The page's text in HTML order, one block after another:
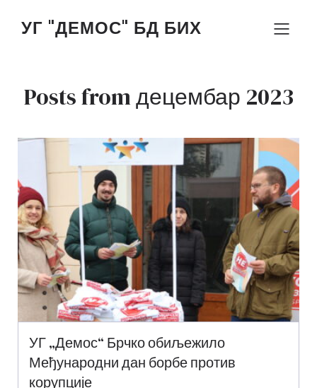
УГ "ДЕМОС" БД БИХ
Posts from децембар 2023
УГ „Демос“ Брчко обиљежило
Међународни дан борбе против
корупције